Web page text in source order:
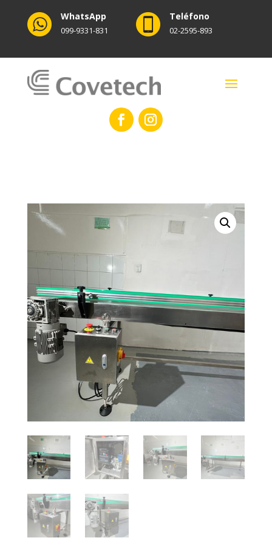
WhatsApp
099-9331-831
Teléfono
02-2595-893